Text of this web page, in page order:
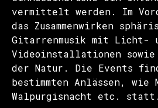
vermittelt werden. Im
das Zusammenwirken
Gitarrenmusik mit Licht-
Videoinstallationen sowie
der Natur. Die Events
bestimmten Anlässen, wie
Walpurgisnacht etc. statt.